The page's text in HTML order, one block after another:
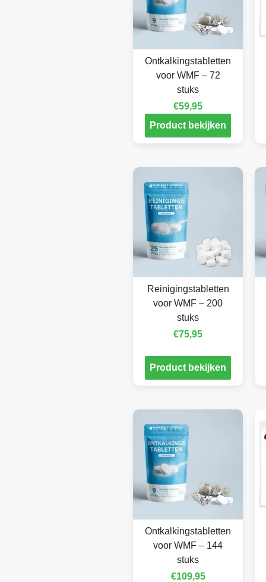
Ontkalkingstabletten
voor WMF – 72
stuks
€59,95
Product bekijken
Reinigingstabletten
voor WMF – 200
stuks
€75,95
Product bekijken
Ontkalkingstabletten
voor WMF – 144
stuks
€109,95